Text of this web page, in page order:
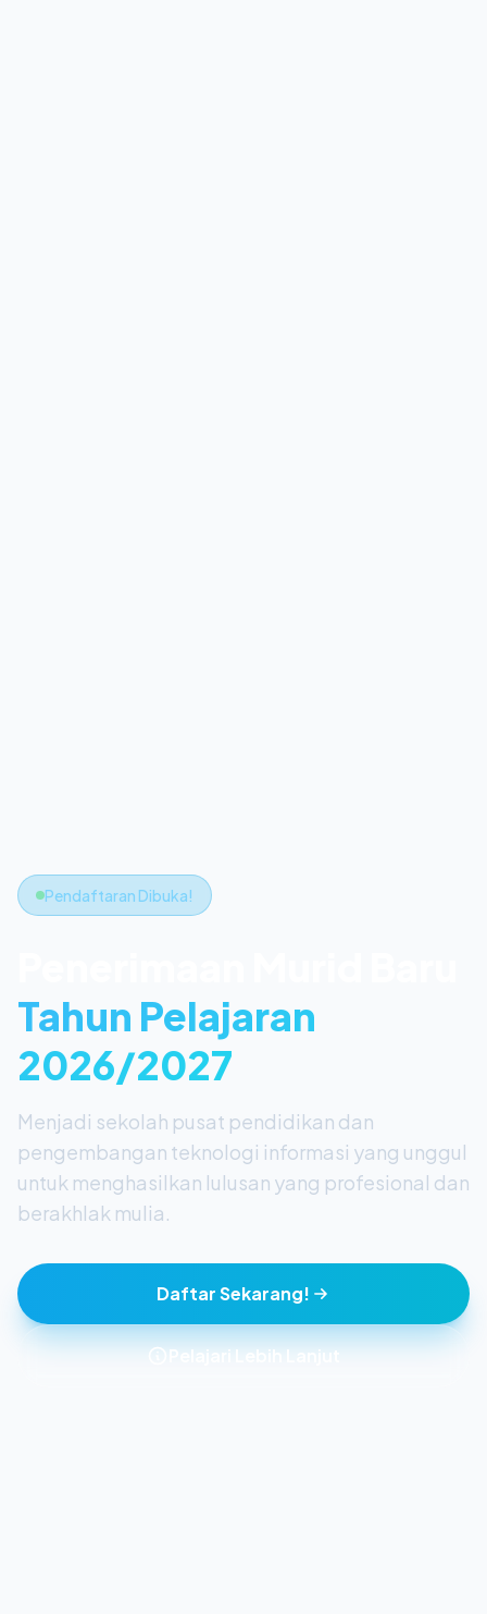
Pendaftaran Dibuka!
Tahun Pelajaran
2026/2027
Menjadi sekolah pusat pendidikan dan
pengembangan teknologi informasi yang unggul
untuk menghasilkan lulusan yang profesional dan
berakhlak mulia.
Daftar Sekarang!
Pelajari Lebih Lanjut